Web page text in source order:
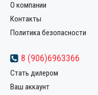
О компании
Контакты
Политика безопасности
8 (906)6963366
Стать дилером
Ваш аккаунт